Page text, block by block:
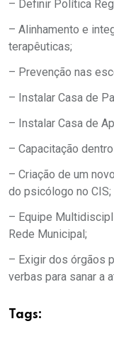
– Definir Política
– Alinhamento e
terapêuticas;
– Prevenção nas
– Instalar Casa de
– Instalar Casa de
– Capacitação
– Criação de um
do psicólogo no CIS;
– Equipe
Rede Municipal;
– Exigir dos órgãos
verbas para sanar a
Tags: